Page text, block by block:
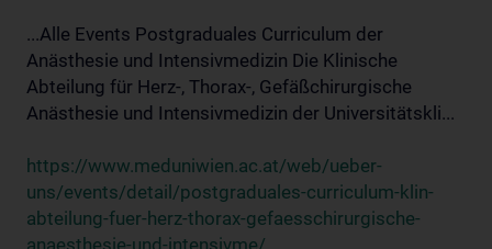
...Alle Events Postgraduales Curriculum der
Anästhesie und Intensivmedizin Die Klinische
Abteilung für Herz-, Thorax-, Gefäßchirurgische
Anästhesie und Intensivmedizin der Universitätskli...
https://www.meduniwien.ac.at/web/ueber-
uns/events/detail/postgraduales-curriculum-klin-
abteilung-fuer-herz-thorax-gefaesschirurgische-
anaesthesie-und-intensivme/